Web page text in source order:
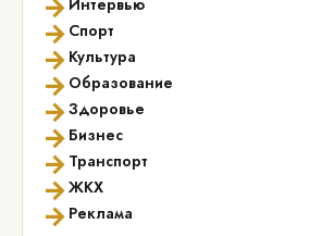
Интервью
→ Спорт
→ Культура
→ Образование
→Здоровье
→ Бизнес
→ Транспорт
→ЖКХ
→ Реклама